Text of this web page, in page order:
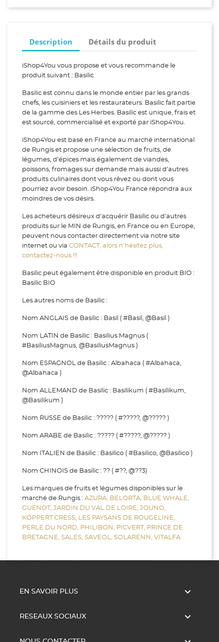
Description Détails du produit
iShop4You vous propose et vous recommande le
produit suivant : Basilic
Basilic est connu dans le monde entier par les grands
chefs, les cuisiniers et les restaurateurs. Basilic fait partie
de la gamme des Les Herbes. Basilic est unique, frais et
est sourcé, commercialisé et exporté par iShop4You.
iShop4You est basé en France au marché international
de Rungis et propose une sélection de fruits, de
légumes, d’épices mais également de viandes,
poissons, fromages sur demande mais aussi d’autres
produits culinaires dont vous rêvez ou dont vous
pourriez avoir besoin. iShop4You France répondra aux
moindres de vos désirs.
Les acheteurs désireux d'acquérir Basilic ou d’autres
produits sur le MIN de Rungis, en France ou en Europe,
peuvent nous contacter directement via notre site
internet ou via CONTACT, alors n’hésitez plus,
contactez-nous !!!
Basilic peut également être disponible en produit BIO :
Basilic BIO
Les autres noms de Basilic :
Nom ANGLAIS de Basilic : Basil ( #Basil, @Basil )
Nom LATIN de Basilic : Basilius Magnus (
#BasiliusMagnus, @BasiliusMagnus )
Nom ESPAGNOL de Basilic : Albahaca ( #Albahaca,
@Albahaca )
Nom ALLEMAND de Basilic : Basilikum ( #Basilikum,
@Basilikum )
Nom RUSSE de Basilic : ????? ( #?????, @????? )
Nom ARABE de Basilic : ????? ( #?????, @????? )
Nom ITALIEN de Basilic : Basilico ( #Basilico, @Basilico )
Nom CHINOIS de Basilic : ?? ( #??, @??3)
Les marques de fruits et légumes disponibles sur le
marché de Rungis : AZURA, BELORTA, BLUE WHALE,
GUENOT, JARDIN DU VAL DE LOIRE, JOUNO,
KOPPERT CRESS, LES PAYSANS DE ROUGELINE,
PERLE DU NORD, PHILIBON, PICVERT, PRINCE DE
BRETAGNE, SALES, SAVEOL, SOLARENN, VITALFA
EN SAVOIR PLUS 
RESEAUX SOCIAUX 